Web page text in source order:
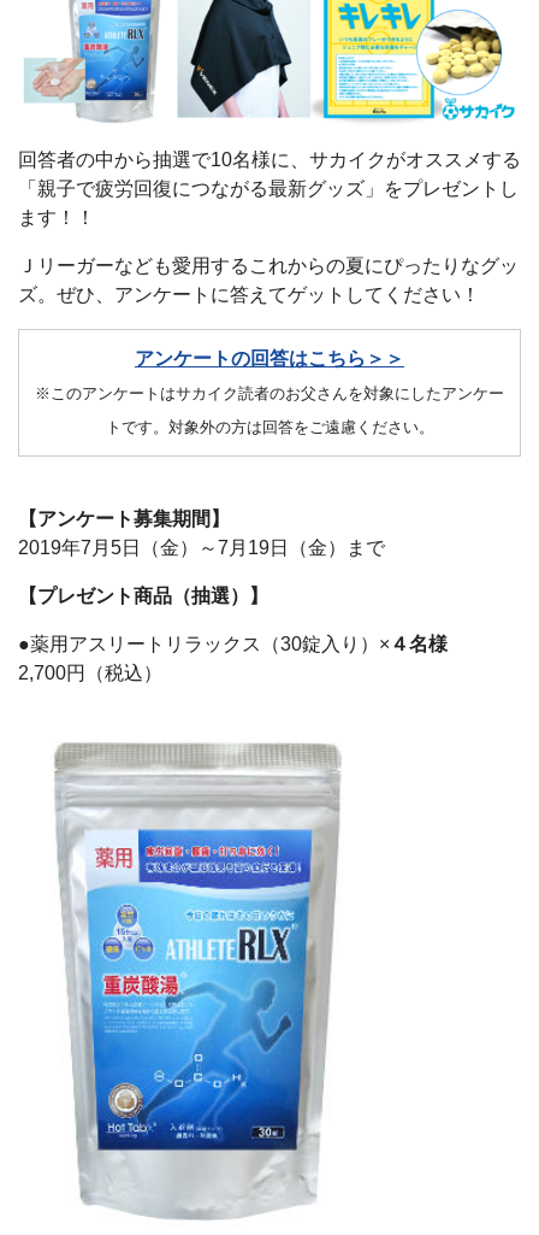
回答者の中から抽選で10名様に、サカイクがオススメする
「親子で疲労回復につながる最新グッズ」をプレゼントし
ます！！
Ｊリーガーなども愛用するこれからの夏にぴったりなグッ
ズ。ぜひ、アンケートに答えてゲットしてください！
アンケートの回答はこちら＞＞
※このアンケートはサカイク読者のお父さんを対象にしたアンケー
トです。対象外の方は回答をご遠慮ください。
【アンケート募集期間】
2019年7月5日（金）～7月19日（金）まで
【プレゼント商品（抽選）】
●薬用アスリートリラックス（30錠入り）× ４名様
2,700円（税込）